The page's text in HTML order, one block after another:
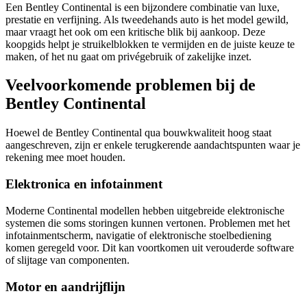
Een Bentley Continental is een bijzondere combinatie van luxe,
prestatie en verfijning. Als tweedehands auto is het model gewild,
maar vraagt het ook om een kritische blik bij aankoop. Deze
koopgids helpt je struikelblokken te vermijden en de juiste keuze te
maken, of het nu gaat om privégebruik of zakelijke inzet.
Veelvoorkomende problemen bij de
Bentley Continental
Hoewel de Bentley Continental qua bouwkwaliteit hoog staat
aangeschreven, zijn er enkele terugkerende aandachtspunten waar je
rekening mee moet houden.
Elektronica en infotainment
Moderne Continental modellen hebben uitgebreide elektronische
systemen die soms storingen kunnen vertonen. Problemen met het
infotainmentscherm, navigatie of elektronische stoelbediening
komen geregeld voor. Dit kan voortkomen uit verouderde software
of slijtage van componenten.
Motor en aandrijflijn